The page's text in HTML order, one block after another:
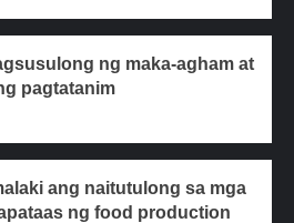
ng maka-agham at
pagtatanim
ang naitutulong sa mga
ng food production